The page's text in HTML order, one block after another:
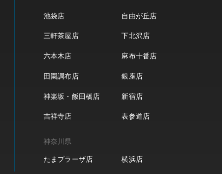
池袋店 自由が丘店
三軒茶屋店 下北沢店
六本木店 麻布十番店
田園調布店 銀座店
神楽坂・飯田橋店 新宿店
吉祥寺店 表参道店
神奈川県
たまプラーザ店 横浜店